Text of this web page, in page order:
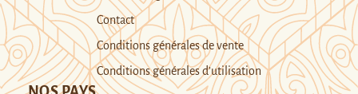
Contact
Conditions générales de vente
Conditions générales d’utilisation